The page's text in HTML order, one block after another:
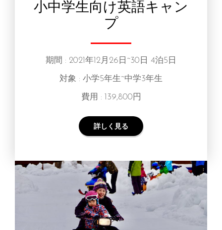
小中学生向け英語キャン
プ
期間 : 2021年12月26日~30日 4泊5日
対象 : 小学5年生~中学3年生
費用 : 139,800円
詳しく見る